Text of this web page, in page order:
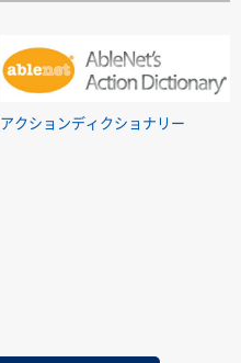
アクションディクショナリー